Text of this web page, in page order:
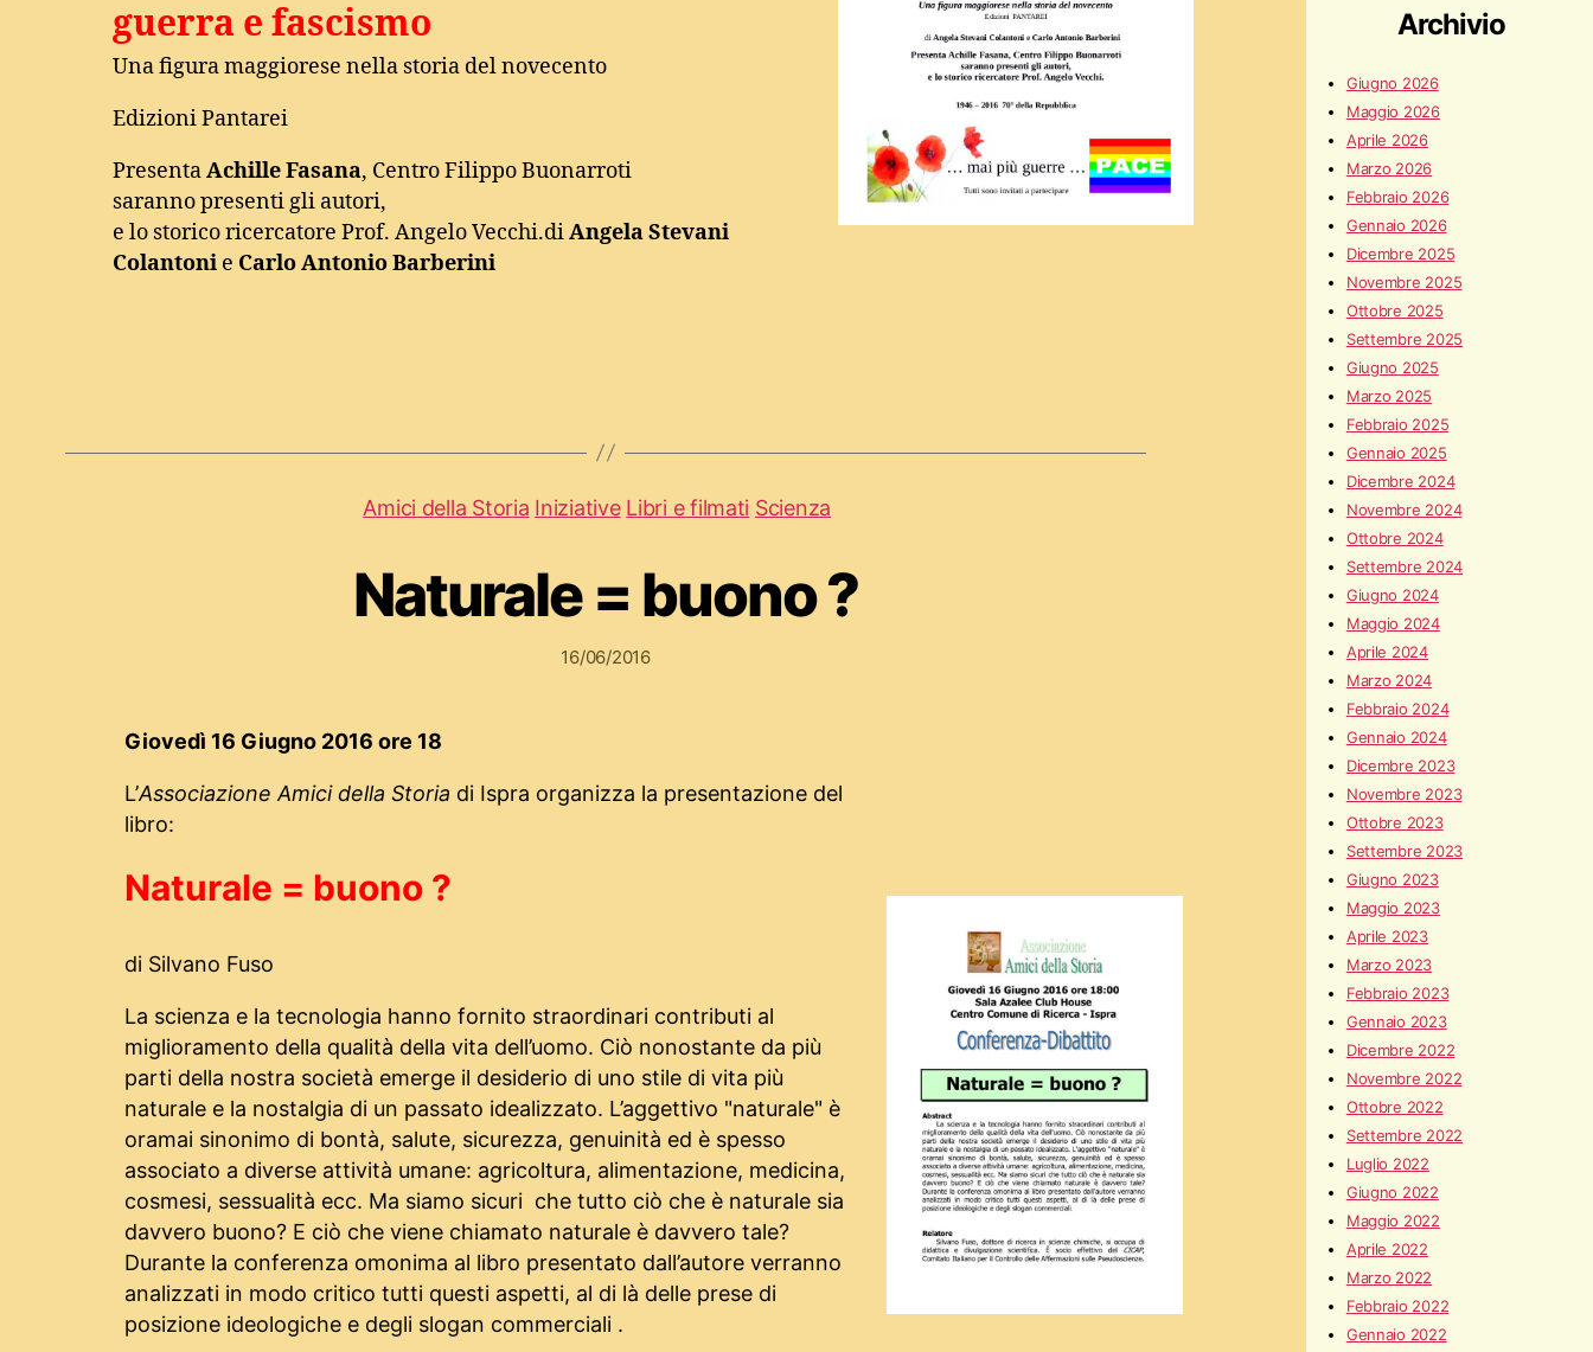
Archivio
Giugno 2026
Maggio 2026
Aprile 2026
Marzo 2026
Febbraio 2026
Gennaio 2026
Dicembre 2025
Novembre 2025
Ottobre 2025
Settembre 2025
Giugno 2025
Marzo 2025
Febbraio 2025
Gennaio 2025
Dicembre 2024
Novembre 2024
Ottobre 2024
Settembre 2024
Giugno 2024
Maggio 2024
Aprile 2024
Marzo 2024
Febbraio 2024
Gennaio 2024
Dicembre 2023
Novembre 2023
Ottobre 2023
Settembre 2023
Giugno 2023
Maggio 2023
Aprile 2023
Marzo 2023
Febbraio 2023
Gennaio 2023
Dicembre 2022
Novembre 2022
Ottobre 2022
Settembre 2022
Luglio 2022
Giugno 2022
Maggio 2022
Aprile 2022
Marzo 2022
Febbraio 2022
Gennaio 2022
guerra e fascismo
Una figura maggiorese nella storia del novecento
Edizioni Pantarei
PresentaAchille Fasana, Centro Filippo Buonarroti
saranno presenti gli autori,
e lo storico ricercatore Prof. Angelo Vecchi.diAngela Stevani
Colantoni e Carlo Antonio Barberini
Amici della Storia Iniziative Libri e filmati Scienza
Naturale = buono ?
16/06/2016
Giovedì 16 Giugno 2016 ore 18
L’Associazione Amici della Storia di Ispra organizza la presentazione del
libro:
Naturale = buono ?
di Silvano Fuso
La scienza e la tecnologia hanno fornito straordinari contributi al
miglioramento della qualità della vita dell’uomo. Ciò nonostante da più
parti della nostra società emerge il desiderio di uno stile di vita più
naturale e la nostalgia di un passato idealizzato. L’aggettivo "naturale" è
oramai sinonimo di bontà, salute, sicurezza, genuinità ed è spesso
associato a diverse attività umane: agricoltura, alimentazione, medicina,
cosmesi, sessualità ecc. Ma siamo sicuri che tutto ciò che è naturale sia
davvero buono? E ciò che viene chiamato naturale è davvero tale?
Durante la conferenza omonima al libro presentato dall’autore verranno
analizzati in modo critico tutti questi aspetti, al di là delle prese di
posizione ideologiche e degli slogan commerciali .